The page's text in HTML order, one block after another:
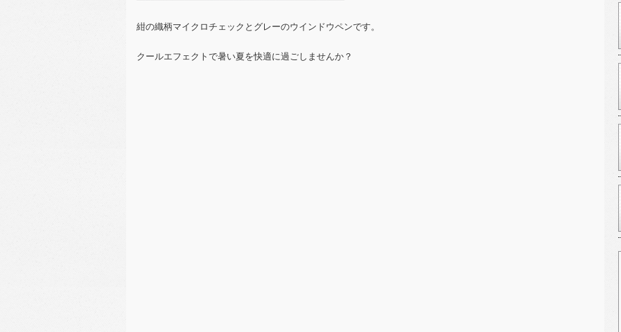
紺の織柄マイクロチェックとグレーのウインドウペンです。
クールエフェクトで暑い夏を快適に過ごしませんか？